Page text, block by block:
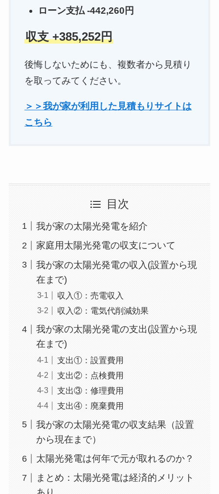
ローン支払 -442,260円
収支 +385,252円
後悔しないためにも、複数者から見積り
を取ってみてください。
＞＞我が家が利用した見積もりサイトは
こちら
目次
我が家の太陽光発電を紹介
家庭用太陽光発電の収支について
我が家の太陽光発電の収入(設置から現
在まで)
収入①：売電収入
収入②：電気代削減効果
我が家の太陽光発電の支出(設置から現
在まで)
支出①：設置費用
支出②：点検費用
支出③：修理費用
支出④：廃棄費用
我が家の太陽光発電の収支結果（設置
から現在まで）
太陽光発電は何年で元が取れるのか？
まとめ：太陽光発電は経済的メリット